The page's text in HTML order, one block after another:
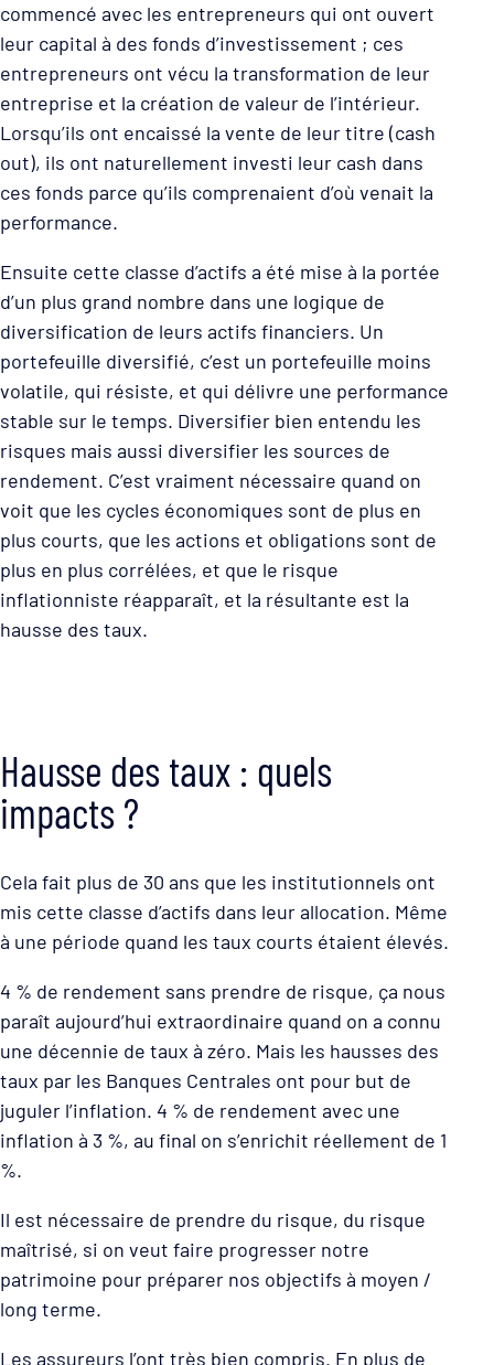
commencé avec les entrepreneurs qui ont ouvert
leur capital à des fonds d’investissement ; ces
entrepreneurs ont vécu la transformation de leur
entreprise et la création de valeur de l’intérieur.
Lorsqu’ils ont encaissé la vente de leur titre (cash
out), ils ont naturellement investi leur cash dans
ces fonds parce qu’ils comprenaient d’où venait la
performance.
Ensuite cette classe d’actifs a été mise à la portée
d’un plus grand nombre dans une logique de
diversification de leurs actifs financiers. Un
portefeuille diversifié, c’est un portefeuille moins
volatile, qui résiste, et qui délivre une performance
stable sur le temps. Diversifier bien entendu les
risques mais aussi diversifier les sources de
rendement. C’est vraiment nécessaire quand on
voit que les cycles économiques sont de plus en
plus courts, que les actions et obligations sont de
plus en plus corrélées, et que le risque
inflationniste réapparaît, et la résultante est la
hausse des taux.
Hausse des taux : quels
impacts ?
Cela fait plus de 30 ans que les institutionnels ont
mis cette classe d’actifs dans leur allocation. Même
à une période quand les taux courts étaient élevés.
4 % de rendement sans prendre de risque, ça nous
paraît aujourd’hui extraordinaire quand on a connu
une décennie de taux à zéro. Mais les hausses des
taux par les Banques Centrales ont pour but de
juguler l’inflation. 4 % de rendement avec une
inflation à 3 %, au final on s’enrichit réellement de 1
%.
Il est nécessaire de prendre du risque, du risque
maîtrisé, si on veut faire progresser notre
patrimoine pour préparer nos objectifs à moyen /
long terme.
Les assureurs l’ont très bien compris. En plus de